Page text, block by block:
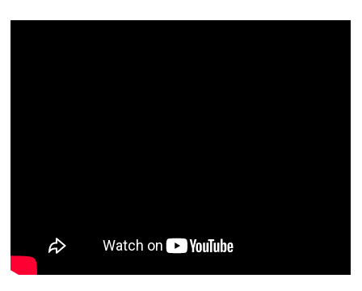
Tiquetes
⌾